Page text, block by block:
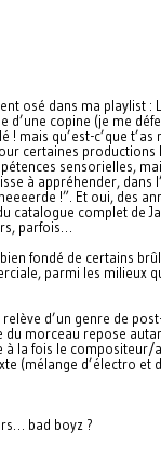
osé dans ma playlist :
copine (je me
mais qu’est-c’que t’as
certaines productions
sensorielles,
à appréhender, dans
!”. Et oui, des
catalogue complet de
parfois…
fondé de certains
parmi les milieux
d’un genre de
morceau repose
à la fois le compositeur/
(mélange d’électro et
bad boyz ?